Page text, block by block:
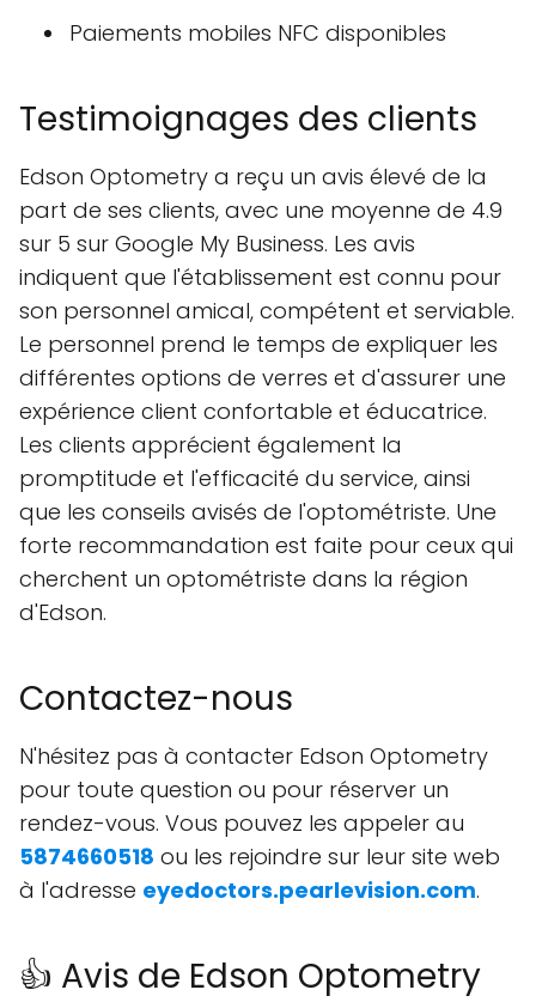
Paiements mobiles NFC disponibles
Testimoignages des clients
Edson Optometry a reçu un avis élevé de la
part de ses clients, avec une moyenne de 4.9
sur 5 sur Google My Business. Les avis
indiquent que l'établissement est connu pour
son personnel amical, compétent et serviable.
Le personnel prend le temps de expliquer les
différentes options de verres et d'assurer une
expérience client confortable et éducatrice.
Les clients apprécient également la
promptitude et l'efficacité du service, ainsi
que les conseils avisés de l'optométriste. Une
forte recommandation est faite pour ceux qui
cherchent un optométriste dans la région
d'Edson.
Contactez-nous
N'hésitez pas à contacter Edson Optometry
pour toute question ou pour réserver un
rendez-vous. Vous pouvez les appeler au
5874660518 ou les rejoindre sur leur site web
à l'adresse eyedoctors.pearlevision.com.
👍 Avis de Edson Optometry